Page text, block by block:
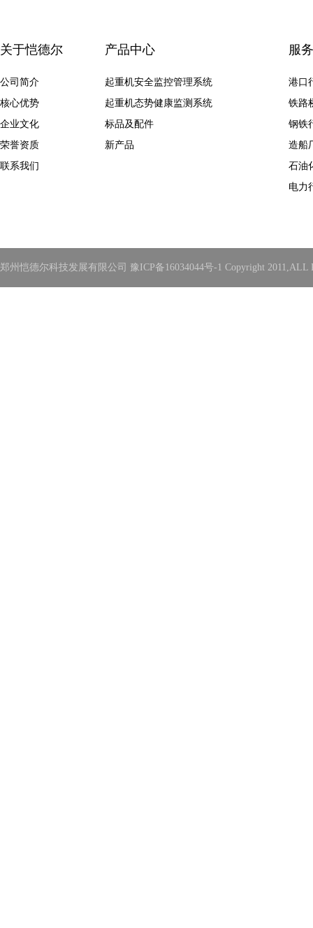
关于恺德尔
公司简介
核心优势
企业文化
荣誉资质
联系我们
产品中心
起重机安全监控管理系统
起重机态势健康监测系统
标品及配件
新产品
服
港口
铁路
钢铁
造船
石油
电力
郑州恺德尔科技发展有限公司 豫ICP备16034044号-1 Copyright 2011,ALL